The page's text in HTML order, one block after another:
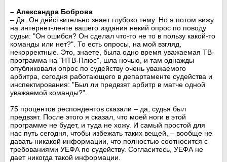
– Александра Боброва
– Да. Он действительно знает глубоко тему. Но я потом вижу
на интернет-ленте вашего издания некий опрос по поводу
судьи: "Он ошибся? Он сделал что-то не то в пользу какой-то
команды или нет?". То есть опросы, на мой взгляд,
некорректные. Это, знаете, была одно время уважаемая ТВ-
программа на "НТВ-Плюс", шла ночью, и там однажды
опубликовали опрос по судейству очень уважаемого
арбитра, сегодня работающего в департаменте судейства и
инспектирования: "Был ли предвзят арбитр в матче одной
уважаемой команды?".
75 процентов респондентов сказали – да, судья был
предвзят. После этого я сказал, что моей ноги в этой
программе не будет, и туда не хожу. И самый простой для
нас путь сегодня, чтобы избежать таких вещей, – вообще не
давать никакой информации, что полностью соотносится с
требованиями УЕФА по судейству. Согласитесь, УЕФА не
дает никогда такой информации.